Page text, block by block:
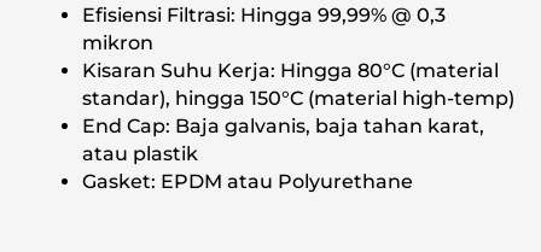
Efisiensi Filtrasi: Hingga 99,99% @ 0,3
mikron
Kisaran Suhu Kerja: Hingga 80°C (material
standar), hingga 150°C (material high-temp)
End Cap: Baja galvanis, baja tahan karat,
atau plastik
Gasket: EPDM atau Polyurethane